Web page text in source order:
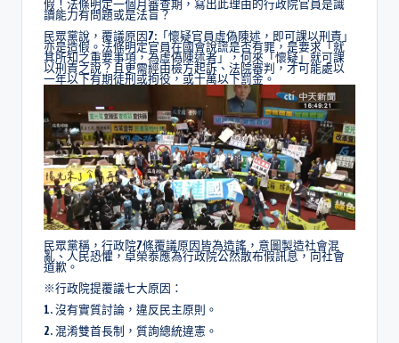
假！法條明定一個月審查期，寫出此理由的行政院官員是識
讀能力有問題或是法盲？
民眾黨說，覆議原因7:「懷疑官員虛偽陳述，即可課以刑責」
亦是造假。法條明定官員在國會說謊是否有罪，是要求「就
其所知之重要事項，為虛偽陳述者」，何來「懷疑」就可課
以刑責之說？且更需經由檢方起訴、法院審判，才可能處以
一年以下有期徒刑或拘役，或十萬以下罰金。
民眾黨稱，行政院7條覆議原因皆為造謠，意圖製造社會混
亂、人民恐懼，卓榮泰應為行政院公然散布假訊息，向社會
道歉。
※行政院提覆議七大原因：
1. 沒有實質討論，違反民主原則。
2. 混淆雙首長制，質詢總統違憲。